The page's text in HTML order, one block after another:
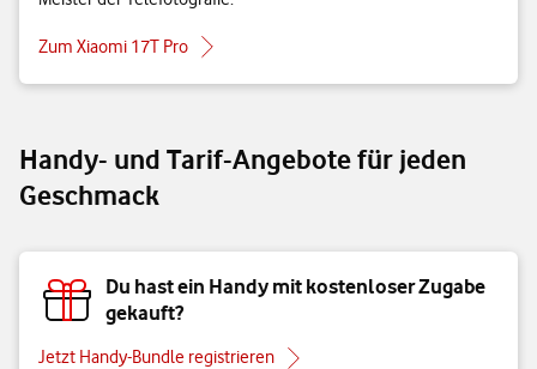
Zum Xiaomi 17T Pro
Handy- und Tarif-Angebote für jeden
Geschmack
Du hast ein Handy mit kostenloser Zugabe
gekauft?
Jetzt Handy-Bundle registrieren